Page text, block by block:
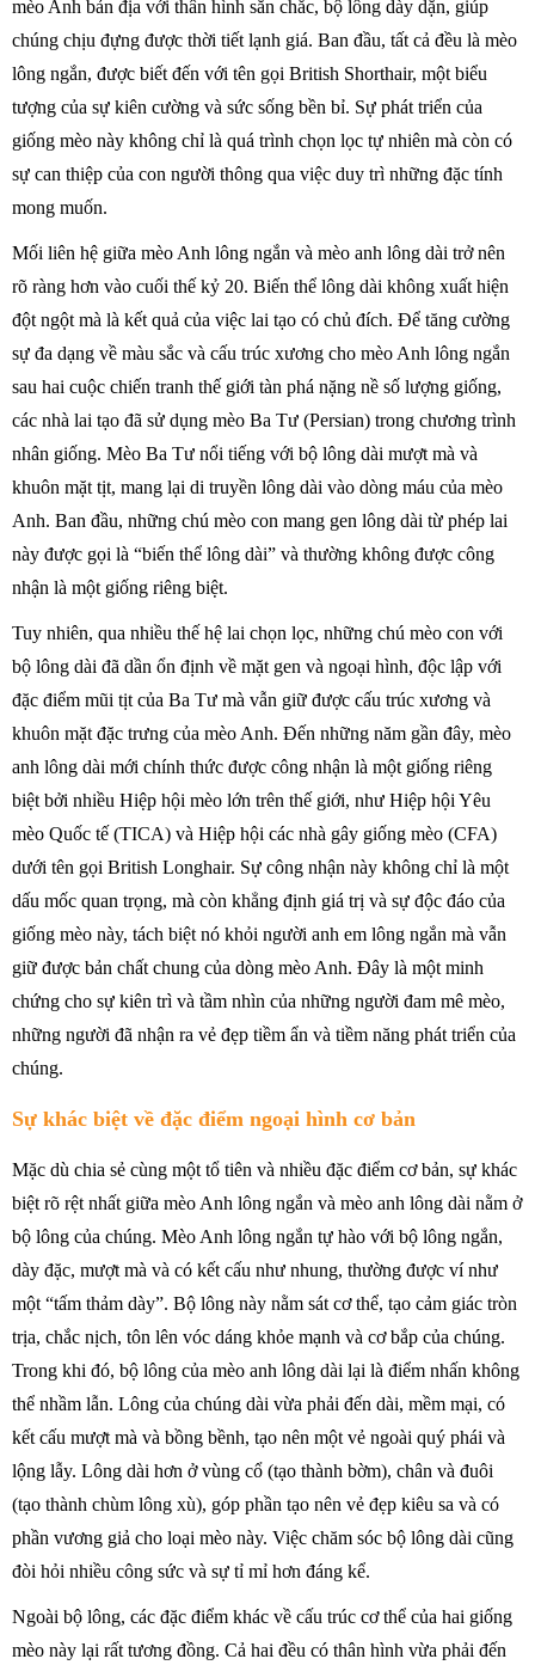
mèo Anh bản địa với thân hình săn chắc, bộ lông dày dặn, giúp
chúng chịu đựng được thời tiết lạnh giá. Ban đầu, tất cả đều là mèo
lông ngắn, được biết đến với tên gọi British Shorthair, một biểu
tượng của sự kiên cường và sức sống bền bỉ. Sự phát triển của
giống mèo này không chỉ là quá trình chọn lọc tự nhiên mà còn có
sự can thiệp của con người thông qua việc duy trì những đặc tính
mong muốn.
Mối liên hệ giữa mèo Anh lông ngắn và mèo anh lông dài trở nên
rõ ràng hơn vào cuối thế kỷ 20. Biến thể lông dài không xuất hiện
đột ngột mà là kết quả của việc lai tạo có chủ đích. Để tăng cường
sự đa dạng về màu sắc và cấu trúc xương cho mèo Anh lông ngắn
sau hai cuộc chiến tranh thế giới tàn phá nặng nề số lượng giống,
các nhà lai tạo đã sử dụng mèo Ba Tư (Persian) trong chương trình
nhân giống. Mèo Ba Tư nổi tiếng với bộ lông dài mượt mà và
khuôn mặt tịt, mang lại di truyền lông dài vào dòng máu của mèo
Anh. Ban đầu, những chú mèo con mang gen lông dài từ phép lai
này được gọi là “biến thể lông dài” và thường không được công
nhận là một giống riêng biệt.
Tuy nhiên, qua nhiều thế hệ lai chọn lọc, những chú mèo con với
bộ lông dài đã dần ổn định về mặt gen và ngoại hình, độc lập với
đặc điểm mũi tịt của Ba Tư mà vẫn giữ được cấu trúc xương và
khuôn mặt đặc trưng của mèo Anh. Đến những năm gần đây, mèo
anh lông dài mới chính thức được công nhận là một giống riêng
biệt bởi nhiều Hiệp hội mèo lớn trên thế giới, như Hiệp hội Yêu
mèo Quốc tế (TICA) và Hiệp hội các nhà gây giống mèo (CFA)
dưới tên gọi British Longhair. Sự công nhận này không chỉ là một
dấu mốc quan trọng, mà còn khẳng định giá trị và sự độc đáo của
giống mèo này, tách biệt nó khỏi người anh em lông ngắn mà vẫn
giữ được bản chất chung của dòng mèo Anh. Đây là một minh
chứng cho sự kiên trì và tầm nhìn của những người đam mê mèo,
những người đã nhận ra vẻ đẹp tiềm ẩn và tiềm năng phát triển của
chúng.
Sự khác biệt về đặc điểm ngoại hình cơ bản
Mặc dù chia sẻ cùng một tổ tiên và nhiều đặc điểm cơ bản, sự khác
biệt rõ rệt nhất giữa mèo Anh lông ngắn và mèo anh lông dài nằm ở
bộ lông của chúng. Mèo Anh lông ngắn tự hào với bộ lông ngắn,
dày đặc, mượt mà và có kết cấu như nhung, thường được ví như
một “tấm thảm dày”. Bộ lông này nằm sát cơ thể, tạo cảm giác tròn
trịa, chắc nịch, tôn lên vóc dáng khỏe mạnh và cơ bắp của chúng.
Trong khi đó, bộ lông của mèo anh lông dài lại là điểm nhấn không
thể nhầm lẫn. Lông của chúng dài vừa phải đến dài, mềm mại, có
kết cấu mượt mà và bồng bềnh, tạo nên một vẻ ngoài quý phái và
lộng lẫy. Lông dài hơn ở vùng cổ (tạo thành bờm), chân và đuôi
(tạo thành chùm lông xù), góp phần tạo nên vẻ đẹp kiêu sa và có
phần vương giả cho loại mèo này. Việc chăm sóc bộ lông dài cũng
đòi hỏi nhiều công sức và sự tỉ mỉ hơn đáng kể.
Ngoài bộ lông, các đặc điểm khác về cấu trúc cơ thể của hai giống
mèo này lại rất tương đồng. Cả hai đều có thân hình vừa phải đến